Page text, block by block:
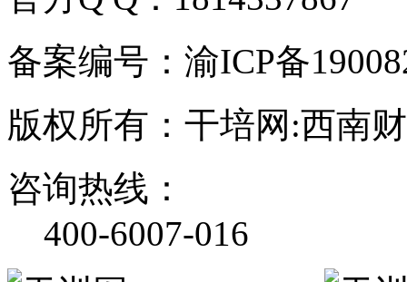
备案编号：渝ICP备
版权所有：干培网:西南
咨询热线：
400-6007-016